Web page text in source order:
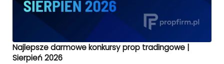
Najlepsze darmowe konkursy prop tradingowe |
Sierpień 2026